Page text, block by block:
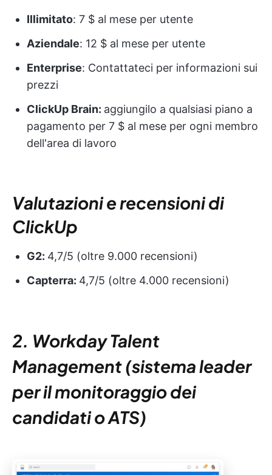
Illimitato: 7 $ al mese per utente
Aziendale: 12 $ al mese per utente
Enterprise: Contattateci per informazioni sui
prezzi
ClickUp Brain: aggiungilo a qualsiasi piano a
pagamento per 7 $ al mese per ogni membro
dell'area di lavoro
Valutazioni e recensioni di
ClickUp
G2: 4,7/5 (oltre 9.000 recensioni)
Capterra: 4,7/5 (oltre 4.000 recensioni)
2. Workday Talent
Management (sistema leader
per il monitoraggio dei
candidati o ATS)